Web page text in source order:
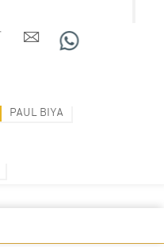
PAUL BIYA